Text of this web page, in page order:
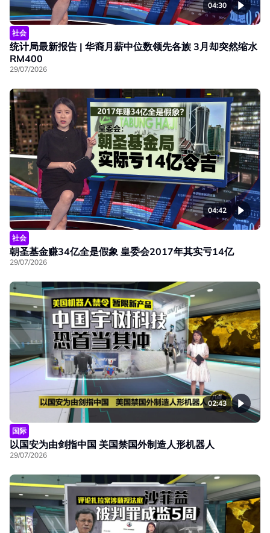
04:30
社会
统计局最新报告 | 华裔月薪中位数领先各族 3月却突然缩水
RM400
29/07/2026
04:42
社会
朝圣基金赚34亿全是假象 皇委会2017年其实亏14亿
29/07/2026
02:43
国际
以国安为由剑指中国 美国禁国外制造人形机器人
29/07/2026